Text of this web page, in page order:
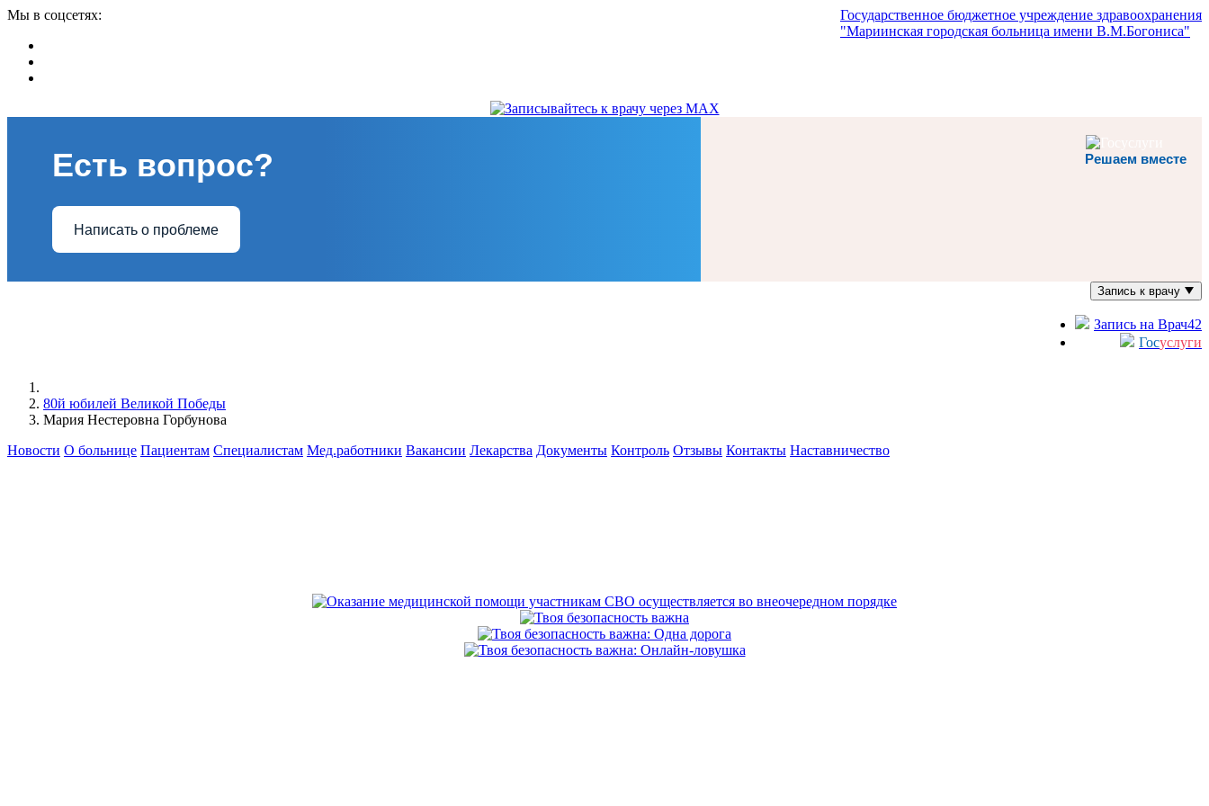
Мы в соцсетях:
Государственное бюджетное учреждение здравоохранения
"Мариинская городская больница имени В.М.Богониса"
Решаем вместе
Есть вопрос?
Написать о проблеме
Запись к врачу
Запись на Врач42
Госуслуги
80й юбилей Великой Победы
Мария Нестеровна Горбунова
Новости О больнице Пациентам Специалистам Мед.работники Вакансии Лекарства Документы Контроль Отзывы Контакты Наставничество